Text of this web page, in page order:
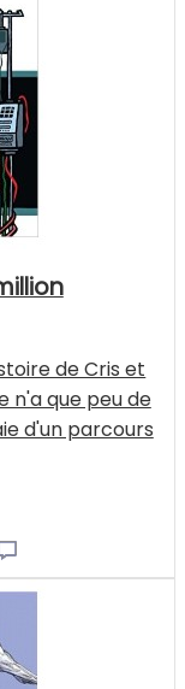
de Cris et
n'a que peu de
d'un parcours